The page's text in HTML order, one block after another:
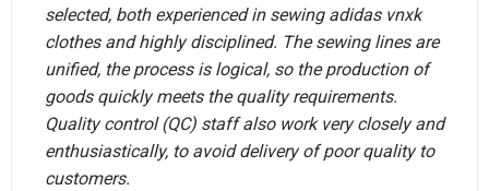
selected, both experienced in sewing adidas vnxk
clothes and highly disciplined. The sewing lines are
unified, the process is logical, so the production of
goods quickly meets the quality requirements.
Quality control (QC) staff also work very closely and
enthusiastically, to avoid delivery of poor quality to
customers.